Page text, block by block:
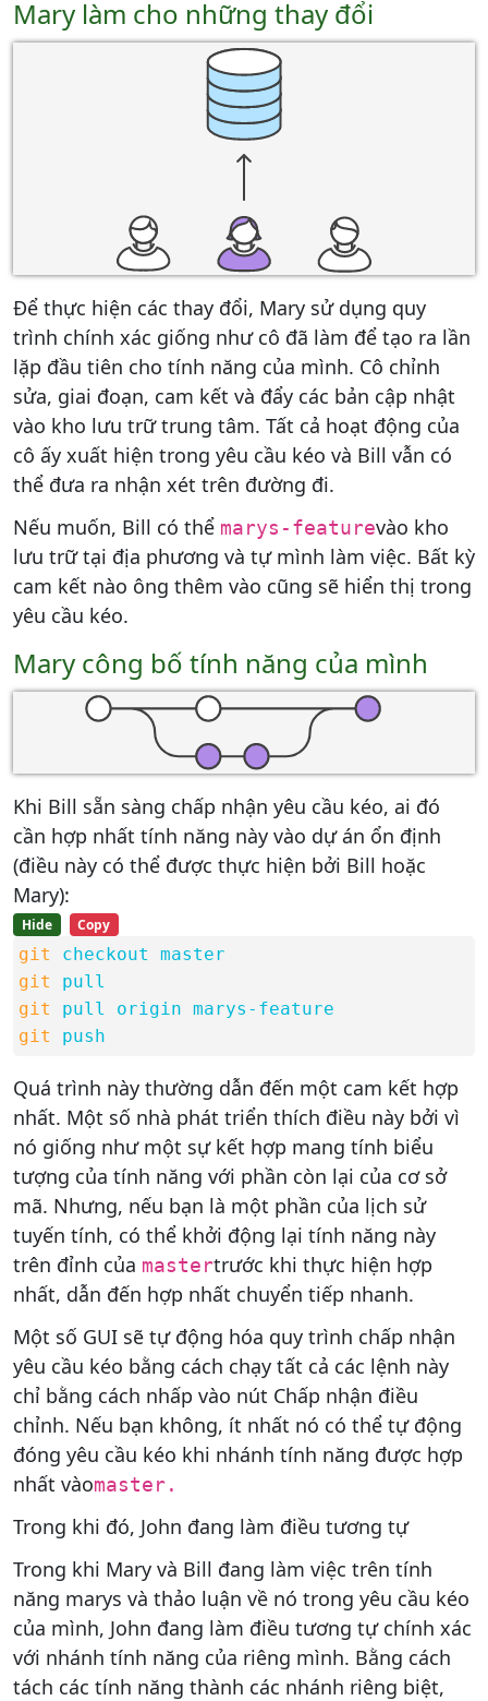
Mary làm cho những thay đổi
Để thực hiện các thay đổi, Mary sử dụng quy
trình chính xác giống như cô đã làm để tạo ra lần
lặp đầu tiên cho tính năng của mình. Cô chỉnh
sửa, giai đoạn, cam kết và đẩy các bản cập nhật
vào kho lưu trữ trung tâm. Tất cả hoạt động của
cô ấy xuất hiện trong yêu cầu kéo và Bill vẫn có
thể đưa ra nhận xét trên đường đi.
Nếu muốn, Bill có thể marys-featurevào kho
lưu trữ tại địa phương và tự mình làm việc. Bất kỳ
cam kết nào ông thêm vào cũng sẽ hiển thị trong
yêu cầu kéo.
Mary công bố tính năng của mình
Khi Bill sẵn sàng chấp nhận yêu cầu kéo, ai đó
cần hợp nhất tính năng này vào dự án ổn định
(điều này có thể được thực hiện bởi Bill hoặc
Mary):
Hide Copy
git
checkout master
git
pull
git
pull origin marys-feature
git
push
Quá trình này thường dẫn đến một cam kết hợp
nhất. Một số nhà phát triển thích điều này bởi vì
nó giống như một sự kết hợp mang tính biểu
tượng của tính năng với phần còn lại của cơ sở
mã. Nhưng, nếu bạn là một phần của lịch sử
tuyến tính, có thể khởi động lại tính năng này
trên đỉnh của mastertrước khi thực hiện hợp
nhất, dẫn đến hợp nhất chuyển tiếp nhanh.
Một số GUI sẽ tự động hóa quy trình chấp nhận
yêu cầu kéo bằng cách chạy tất cả các lệnh này
chỉ bằng cách nhấp vào nút Chấp nhận điều
chỉnh. Nếu bạn không, ít nhất nó có thể tự động
đóng yêu cầu kéo khi nhánh tính năng được hợp
nhất vàomaster.
Trong khi đó, John đang làm điều tương tự
Trong khi Mary và Bill đang làm việc trên tính
năng marys và thảo luận về nó trong yêu cầu kéo
của mình, John đang làm điều tương tự chính xác
với nhánh tính năng của riêng mình. Bằng cách
tách các tính năng thành các nhánh riêng biệt,